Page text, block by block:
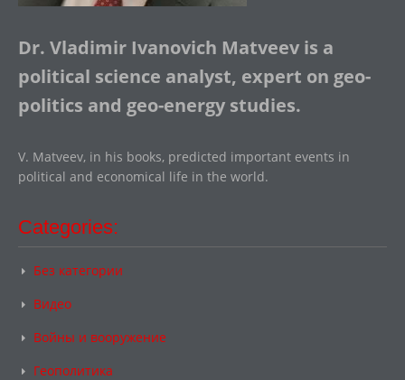
Dr. Vladimir Ivanovich Matveev is a
political science analyst, expert on geo-
politics and geo-energy studies.
V. Matveev, in his books, predicted important events in
political and economical life in the world.
Categories:
Без категории
Видео
Войны и вооружение
Геополитика